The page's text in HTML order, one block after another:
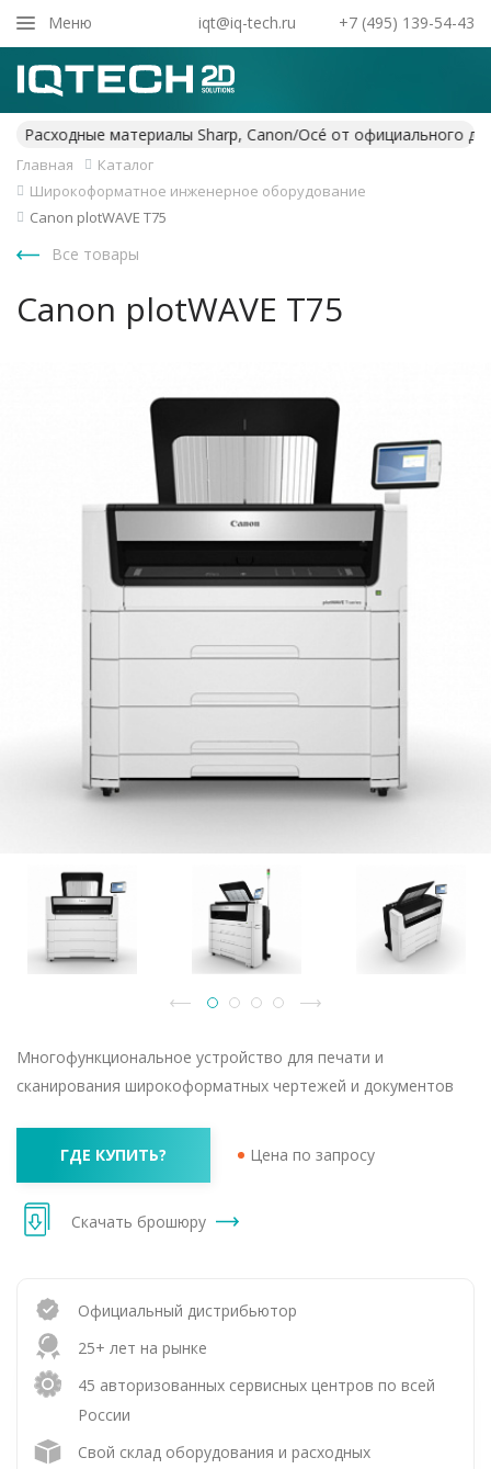
Меню
iqt@iq-tech.ru
+7 (495) 139-54-43
Главная
Каталог
Широкоформатное инженерное оборудование
Canon plotWAVE T75
Все товары
Canon plotWAVE T75
Многофункциональное устройство для печати и
сканирования широкоформатных чертежей и документов
ГДЕ КУПИТЬ? Цена по запросу
Скачать брошюру
Официальный дистрибьютор
25+ лет на рынке
45 авторизованных сервисных центров по всей
России
Свой склад оборудования и расходных